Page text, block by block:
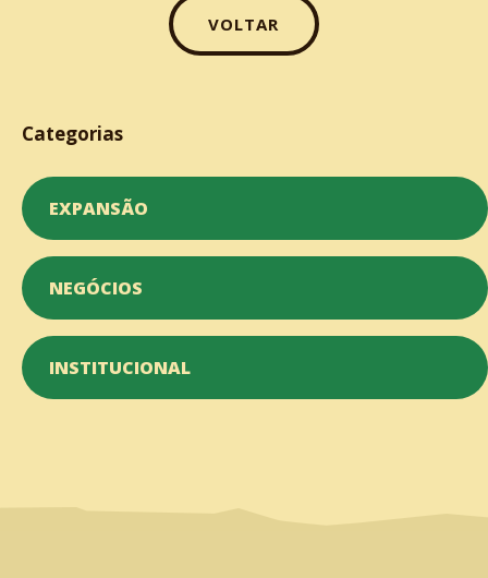
VOLTAR
Categorias
EXPANSÃO
NEGÓCIOS
INSTITUCIONAL